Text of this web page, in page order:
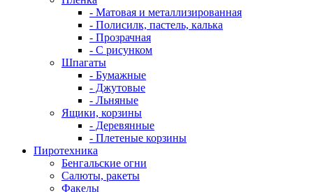
- Матовая и металлизированная
- Полисилк, пастель, калька
- Прозрачная
- С рисунком
Шпагаты
- Бумажные
- Джутовые
- Льняные
Ящики, корзины
- Деревянные
- Плетеные корзины
Пиротехника
Бенгальские огни
Салюты, ракеты
Факелы